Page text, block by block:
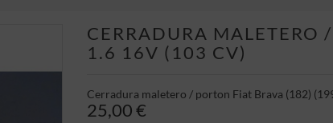
CERRADURA
1.6 16V (103 CV)
Cerradura maletero / porton Fiat Brava (182)
25,00 €